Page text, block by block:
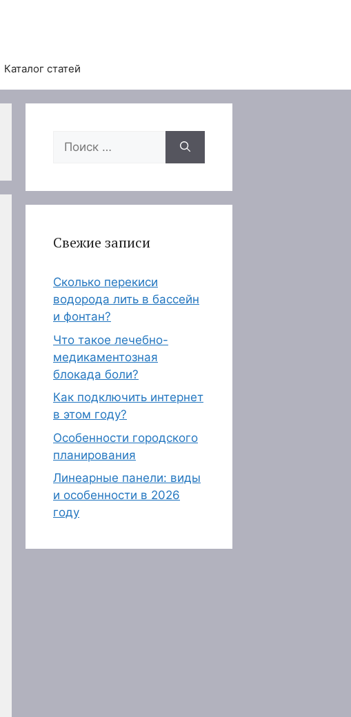
Каталог статей
Поиск:
Свежие записи
Сколько перекиси
водорода лить в бассейн
и фонтан?
Что такое лечебно-
медикаментозная
блокада боли?
Как подключить интернет
в этом году?
Особенности городского
планирования
Линеарные панели: виды
и особенности в 2026
году